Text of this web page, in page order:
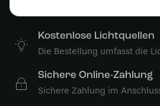
Kostenlose Lichtquellen
Die Bestellung umfasst die
Sichere Online-Zahlung
Sichere Zahlung im